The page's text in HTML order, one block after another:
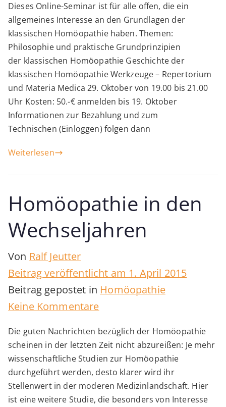
Seminar
„Einführung
in
die
klassische
Homöopathie“
Dieses Online-Seminar ist für alle offen, die ein
allgemeines Interesse an den Grundlagen der
klassischen Homöopathie haben. Themen:
Philosophie und praktische Grundprinzipien
der klassischen Homöopathie Geschichte der
klassischen Homöopathie Werkzeuge – Repertorium
und Materia Medica 29. Oktober von 19.00 bis 21.00
Uhr Kosten: 50.-€ anmelden bis 19. Oktober
Informationen zur Bezahlung und zum
Technischen (Einloggen) folgen dann
Weiterlesen
Homöopathie in den
Wechseljahren
Von Ralf Jeutter
Beitrag veröffentlicht am 1. April 2015
Beitrag gepostet in Homöopathie
Keine Kommentarezu
in
den
Wechseljahren
Die guten Nachrichten bezüglich der Homöopathie
scheinen in der letzten Zeit nicht abzureißen: Je mehr
wissenschaftliche Studien zur Homöopathie
durchgeführt werden, desto klarer wird ihr
Stellenwert in der moderen Medizinlandschaft. Hier
ist eine weitere Studie, die besonders von Interesse